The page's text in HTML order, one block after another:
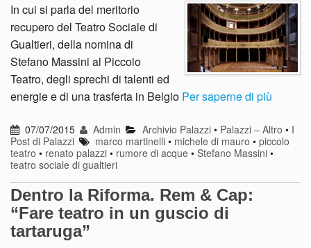
In cui si parla del meritorio
recupero del Teatro Sociale di
Gualtieri, della nomina di
Stefano Massini al Piccolo
Teatro, degli sprechi di talenti ed
energie e di una trasferta in Belgio Per saperne di più
07/07/2015 Admin Archivio Palazzi• Palazzi – Altro • I
Post di Palazzi
marco martinelli • michele di mauro •piccolo
teatro • renato palazzi • rumore di acque • Stefano Massini •
teatro sociale di gualtieri
Dentro la Riforma. Rem & Cap:
“Fare teatro in un guscio di
tartaruga”